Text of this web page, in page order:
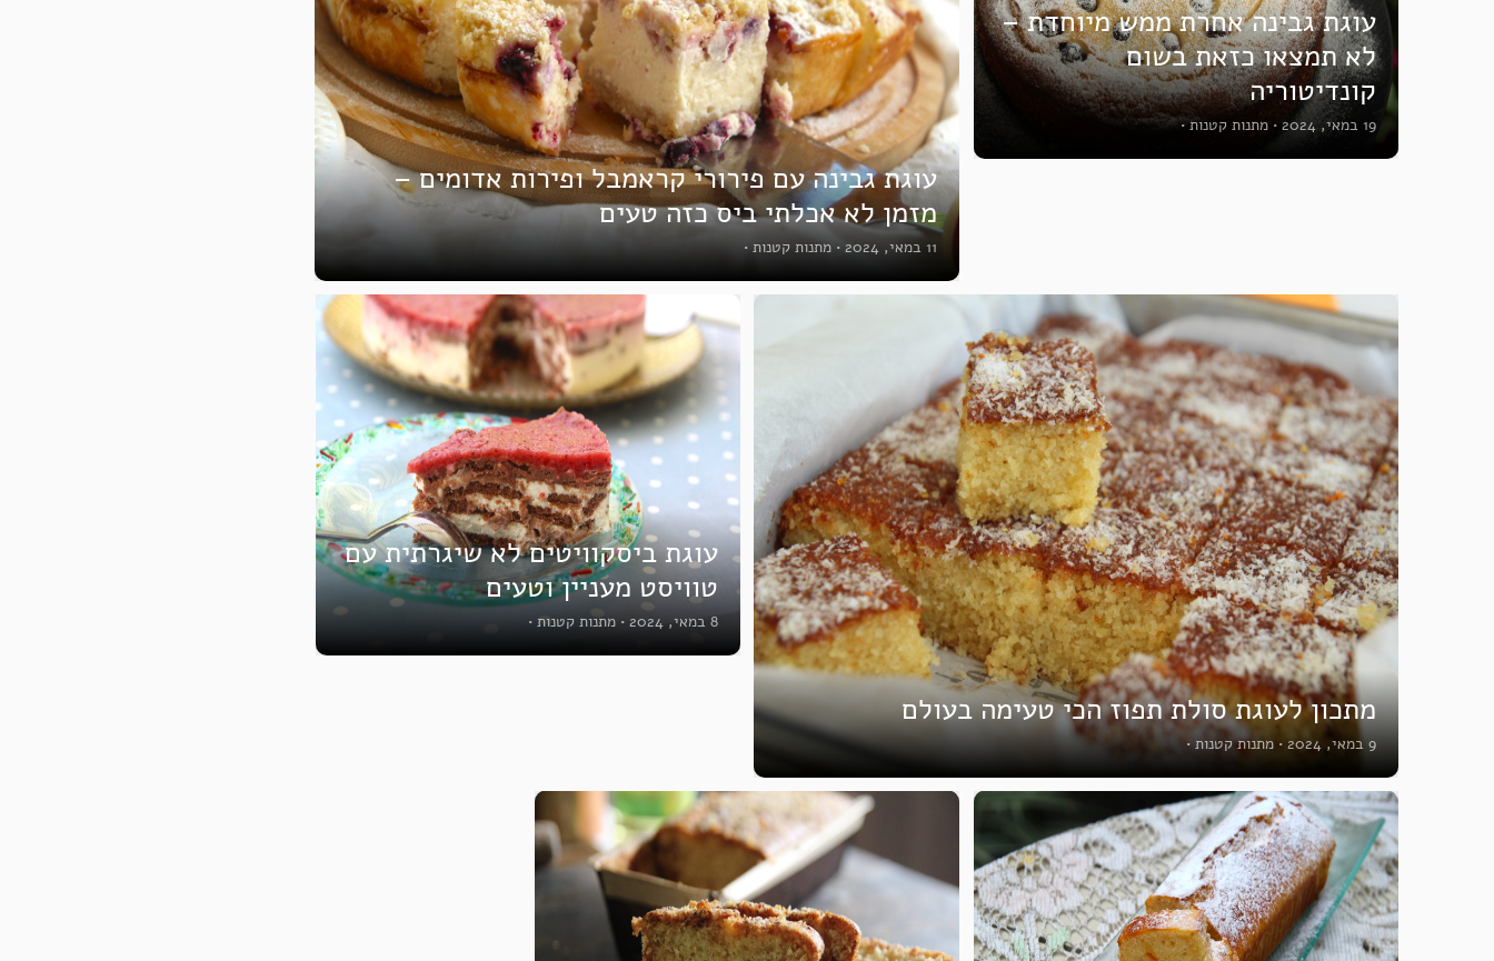
עוגת גבינה אחרת ממש מיוחדת –
לא תמצאו כזאת בשום
קונדיטוריה
19 במאי, 2024 • מתנות קטנות •
עוגת גבינה עם פירורי קראמבל ופירות אדומים –
מזמן לא אכלתי ביס כזה טעים
11 במאי, 2024 • מתנות קטנות •
מתכון לעוגת סולת תפוז הכי טעימה בעולם
9 במאי, 2024 • מתנות קטנות •
עוגת ביסקוויטים לא שיגרתית עם
טוויסט מעניין וטעים
8 במאי, 2024 • מתנות קטנות •